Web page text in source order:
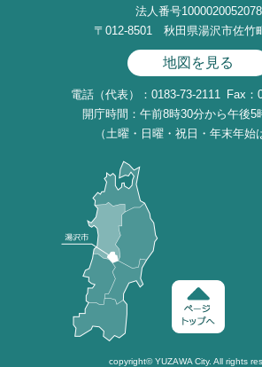
法人番号1000020052078
〒012-8501 秋田県湯沢市佐竹
地図を見る
電話（代表）：0183-73-2111 Fax：
開庁時間：午前8時30分から午後5
（土曜・日曜・祝日・年末年始
copyright©YUZAWACity. All rights